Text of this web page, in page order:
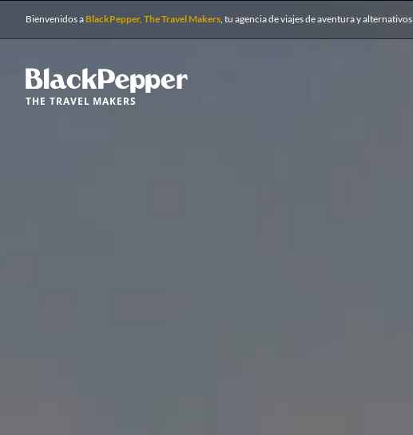
Bienvenidos a BlackPepper, The Travel Makers, tu agencia de viajes de aventura y alternativos
THE TRAVEL MAKERS